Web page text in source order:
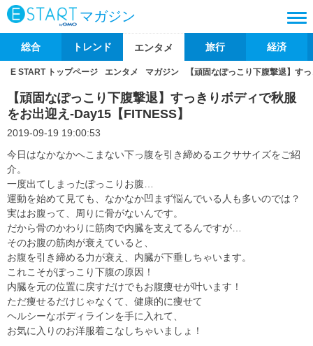
マガジン
総合 トレンド エンタメ 旅行 経済
E START トップページ エンタメ マガジン 【頑固なぽっこり下腹撃退】す
【頑固なぽっこり下腹撃退】すっきりボディで秋服
をお出迎え-Day15【FITNESS】
2019-09-19 19:00:53
今日はなかなかへこまない下っ腹を引き締めるエクササイズをご紹
介。
一度出てしまったぽっこりお腹…
運動を始めて見ても、なかなか凹まず悩んでいる人も多いのでは？
実はお腹って、周りに骨がないんです。
だから骨のかわりに筋肉で内臓を支えてるんですが…
そのお腹の筋肉が衰えていると、
お腹を引き締める力が衰え、内臓が下垂しちゃいます。
これこそがぽっこり下腹の原因！
内臓を元の位置に戻すだけでもお腹痩せが叶います！
ただ痩せるだけじゃなくて、健康的に痩せて
ヘルシーなボディラインを手に入れて、
お気に入りのお洋服着こなしちゃいましょ！